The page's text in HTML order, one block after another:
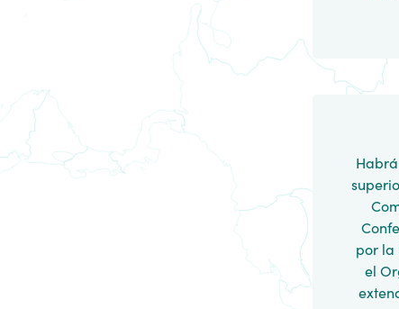
por la
el